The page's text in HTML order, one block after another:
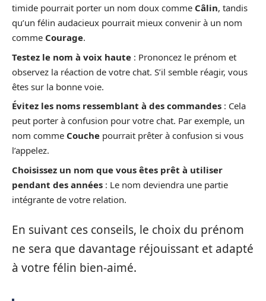
timide pourrait porter un nom doux comme Câlin, tandis
qu’un félin audacieux pourrait mieux convenir à un nom
comme Courage.
Testez le nom à voix haute : Prononcez le prénom et
observez la réaction de votre chat. S’il semble réagir, vous
êtes sur la bonne voie.
Évitez les noms ressemblant à des commandes : Cela
peut porter à confusion pour votre chat. Par exemple, un
nom comme Couche pourrait prêter à confusion si vous
l’appelez.
Choisissez un nom que vous êtes prêt à utiliser
pendant des années : Le nom deviendra une partie
intégrante de votre relation.
En suivant ces conseils, le choix du prénom
ne sera que davantage réjouissant et adapté
à votre félin bien-aimé.